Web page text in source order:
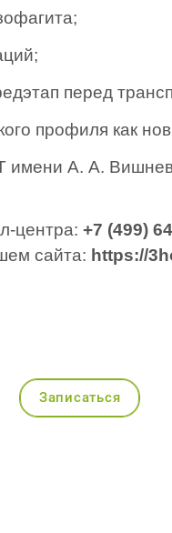
перед
профиля как
А. А.
центра: +7 (499)
сайта: https://
Записаться